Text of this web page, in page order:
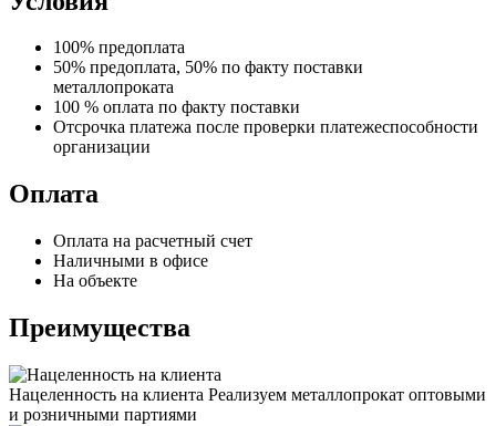
100% предоплата
50% предоплата, 50% по факту поставки
металлопроката
100 % оплата по факту поставки
Отсрочка платежа после проверки платежеспособности
организации
Оплата
Оплата на расчетный счет
Наличными в офисе
На объекте
Преимущества
Нацеленность на клиента Реализуем металлопрокат оптовыми
и розничными партиями